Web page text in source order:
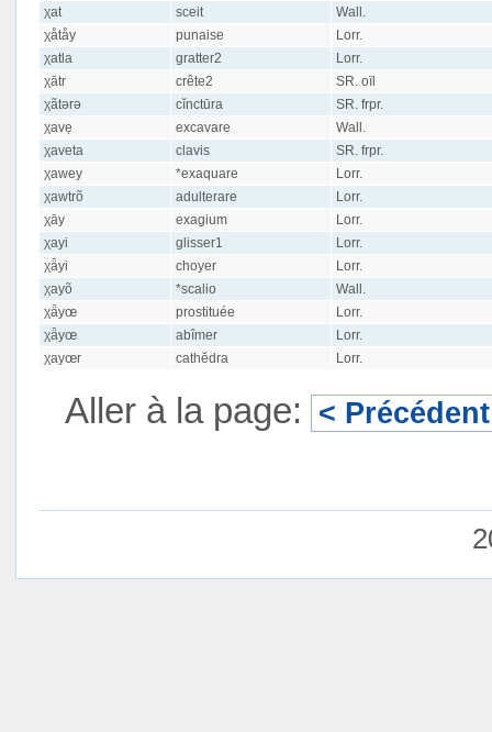
χat
sceit
Wall.
χåtåy
punaise
Lorr.
χatla
gratter2
Lorr.
χātr
crête2
SR. oïl
χãtərə
cĭnctūra
SR. frpr.
χavẹ
excavare
Wall.
χaveta
clavis
SR. frpr.
χawey
*exaquare
Lorr.
χawtrõ
adulterare
Lorr.
χāy
exagium
Lorr.
χayi
glisser1
Lorr.
χǟyi
choyer
Lorr.
χayõ
*scalio
Wall.
χǟyœ
prostituée
Lorr.
χǟyœ
abîmer
Lorr.
χayœr
cathĕdra Lorr.
Aller à la page: < Précédent